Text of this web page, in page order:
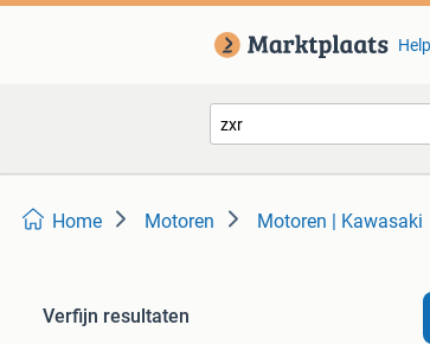
Home Motoren Motoren | Kawasaki
Verfijn resultaten